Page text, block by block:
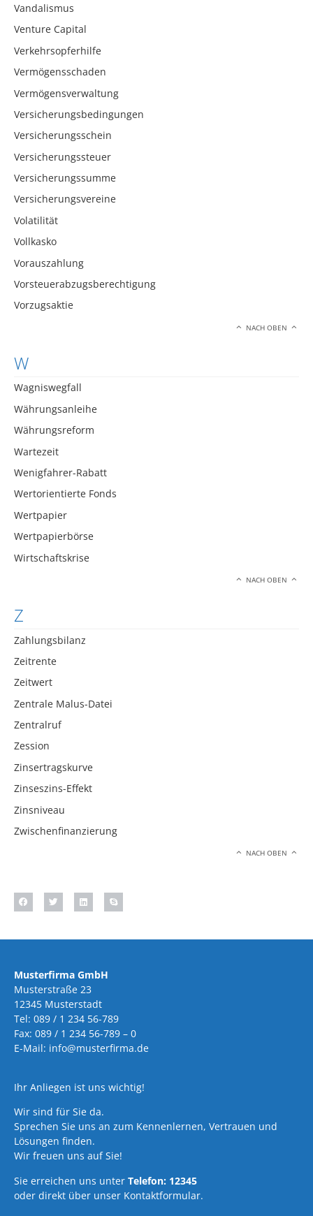
Vandalismus
Venture Capital
Verkehrsopferhilfe
Vermögensschaden
Vermögensverwaltung
Versicherungsbedingungen
Versicherungsschein
Versicherungssteuer
Versicherungssumme
Versicherungsvereine
Volatilität
Vollkasko
Vorauszahlung
Vorsteuerabzugsberechtigung
Vorzugsaktie
NACH OBEN
W
Wagniswegfall
Währungsanleihe
Währungsreform
Wartezeit
Wenigfahrer-Rabatt
Wertorientierte Fonds
Wertpapier
Wertpapierbörse
Wirtschaftskrise
NACH OBEN
Z
Zahlungsbilanz
Zeitrente
Zeitwert
Zentrale Malus-Datei
Zentralruf
Zession
Zinsertragskurve
Zinseszins-Effekt
Zinsniveau
Zwischenfinanzierung
NACH OBEN
Musterfirma GmbH
Musterstraße 23
12345 Musterstadt
Tel: 089 / 1 234 56-789
Fax: 089 / 1 234 56-789 – 0
E-Mail: info@musterfirma.de
Ihr Anliegen ist uns wichtig!
Wir sind für Sie da.
Sprechen Sie uns an zum Kennenlernen, Vertrauen und
Lösungen finden.
Wir freuen uns auf Sie!
Sie erreichen uns unter Telefon: 12345
oder direkt über unser Kontaktformular.